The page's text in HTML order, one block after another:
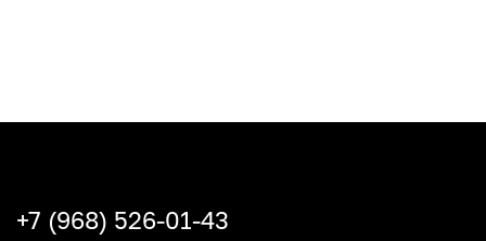
+7 (968) 526-01-43